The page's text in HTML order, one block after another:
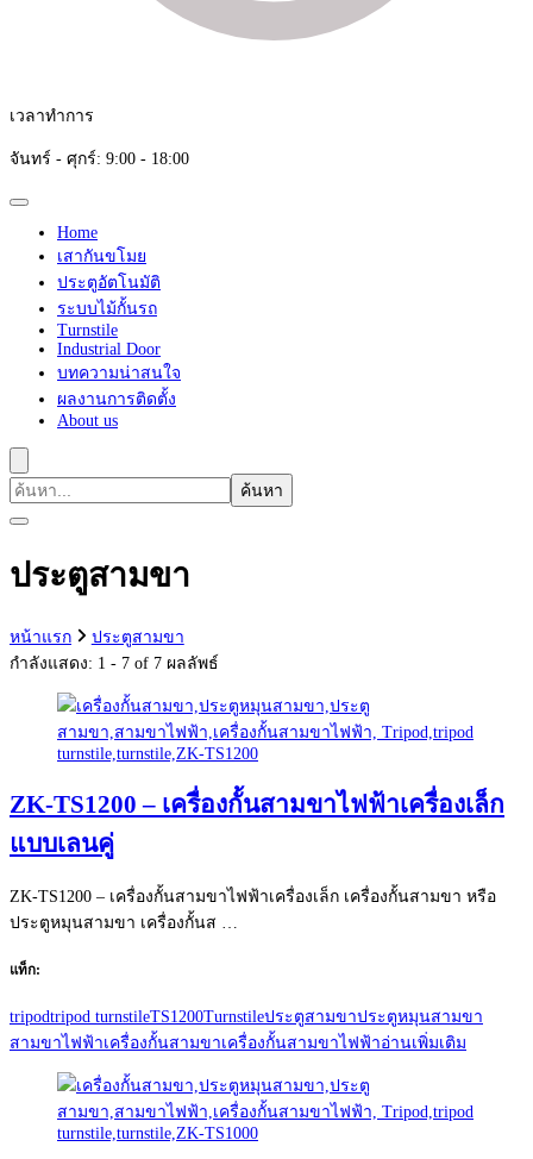
เวลาทำการ
จันทร์ - ศุกร์: 9:00 - 18:00
Home
เสากันขโมย
ประตูอัตโนมัติ
ระบบไม้กั้นรถ
Turnstile
Industrial Door
บทความน่าสนใจ
ผลงานการติดตั้ง
About us
ค้นหา
ประตูสามขา
หน้าแรก
ประตูสามขา
กำลังแสดง: 1 - 7 of 7 ผลลัพธ์
ZK-TS1200 – เครื่องกั้นสามขาไฟฟ้าเครื่องเล็ก
แบบเลนคู่
ZK-TS1200 – เครื่องกั้นสามขาไฟฟ้าเครื่องเล็ก เครื่องกั้นสามขา หรือ
ประตูหมุนสามขา เครื่องกั้นส …
แท็ก:
tripodtripod turnstileTS1200Turnstileประตูสามขาประตูหมุนสามขา
สามขาไฟฟ้าเครื่องกั้นสามขาเครื่องกั้นสามขาไฟฟ้าอ่านเพิ่มเติม